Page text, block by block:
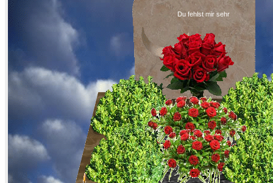
Du fehlst mir sehr